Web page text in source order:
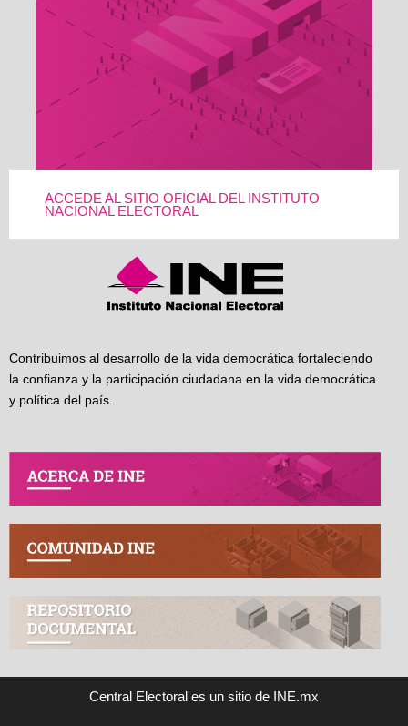
ACCEDE AL SITIO OFICIAL DEL INSTITUTO
NACIONAL ELECTORAL
Contribuimos al desarrollo de la vida democrática fortaleciendo
la confianza y la participación ciudadana en la vida democrática
y política del país.
Central Electoral es un sitio de INE.mx